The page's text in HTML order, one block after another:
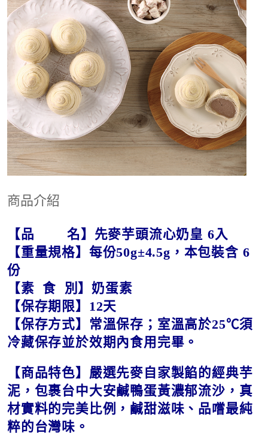
商品介紹
【品 名】先麥芋頭流心奶皇 6入
【重量規格】每份50g±4.5g，本包裝含 6
份
【素 食 別】奶蛋素
【保存期限】12天
【保存方式】常溫保存；室溫高於25℃須
冷藏保存並於效期內食用完畢。
【商品特色】嚴選先麥自家製餡的經典芋
泥，包裹台中大安鹹鴨蛋黃濃郁流沙，真
材實料的完美比例，鹹甜滋味、品嚐最純
粹的台灣味。